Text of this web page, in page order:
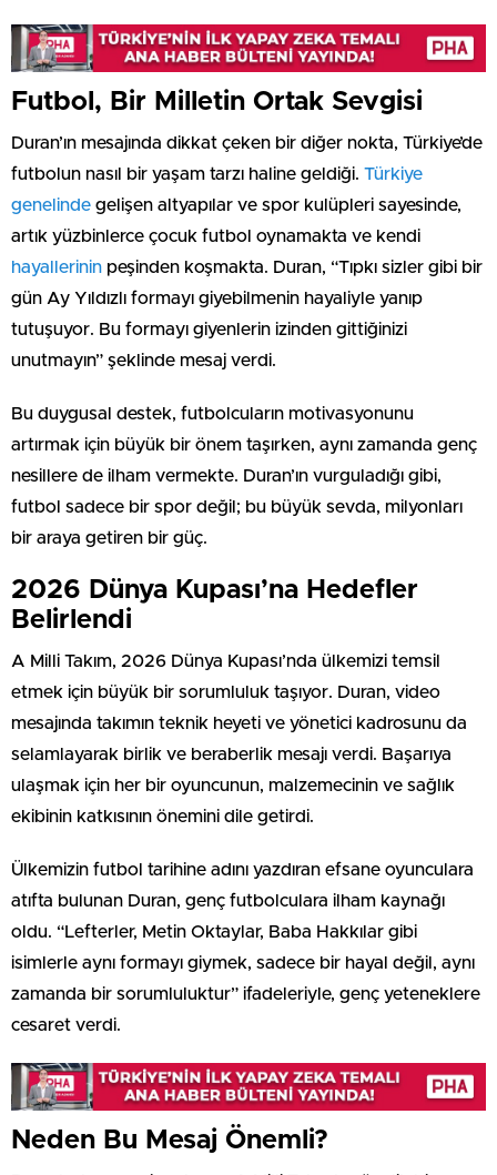
Futbol, Bir Milletin Ortak Sevgisi
Duran’ın mesajında dikkat çeken bir diğer nokta, Türkiye’de
futbolun nasıl bir yaşam tarzı haline geldiği. Türkiye
genelinde gelişen altyapılar ve spor kulüpleri sayesinde,
artık yüzbinlerce çocuk futbol oynamakta ve kendi
hayallerinin peşinden koşmakta. Duran, “Tıpkı sizler gibi bir
gün Ay Yıldızlı formayı giyebilmenin hayaliyle yanıp
tutuşuyor. Bu formayı giyenlerin izinden gittiğinizi
unutmayın” şeklinde mesaj verdi.
Bu duygusal destek, futbolcuların motivasyonunu
artırmak için büyük bir önem taşırken, aynı zamanda genç
nesillere de ilham vermekte. Duran’ın vurguladığı gibi,
futbol sadece bir spor değil; bu büyük sevda, milyonları
bir araya getiren bir güç.
2026 Dünya Kupası’na Hedefler
Belirlendi
A Milli Takım, 2026 Dünya Kupası’nda ülkemizi temsil
etmek için büyük bir sorumluluk taşıyor. Duran, video
mesajında takımın teknik heyeti ve yönetici kadrosunu da
selamlayarak birlik ve beraberlik mesajı verdi. Başarıya
ulaşmak için her bir oyuncunun, malzemecinin ve sağlık
ekibinin katkısının önemini dile getirdi.
Ülkemizin futbol tarihine adını yazdıran efsane oyunculara
atıfta bulunan Duran, genç futbolculara ilham kaynağı
oldu. “Lefterler, Metin Oktaylar, Baba Hakkılar gibi
isimlerle aynı formayı giymek, sadece bir hayal değil, aynı
zamanda bir sorumluluktur” ifadeleriyle, genç yeteneklere
cesaret verdi.
Neden Bu Mesaj Önemli?